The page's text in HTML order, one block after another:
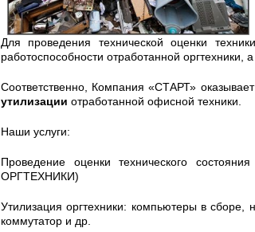
Для проведения технической оценки
работоспособности отработанной
Соответственно, Компания «СТАРТ»
утилизации отработанной офисной техники.
Наши услуги:
Проведение оценки технического
ОРГТЕХНИКИ)
Утилизация оргтехники: компьютеры в
коммутатор и др.